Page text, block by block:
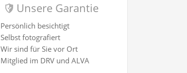
Unsere Garantie
Persönlich besichtigt
Selbst fotografiert
Wir sind für Sie vor Ort
Mitglied im DRV und ALVA